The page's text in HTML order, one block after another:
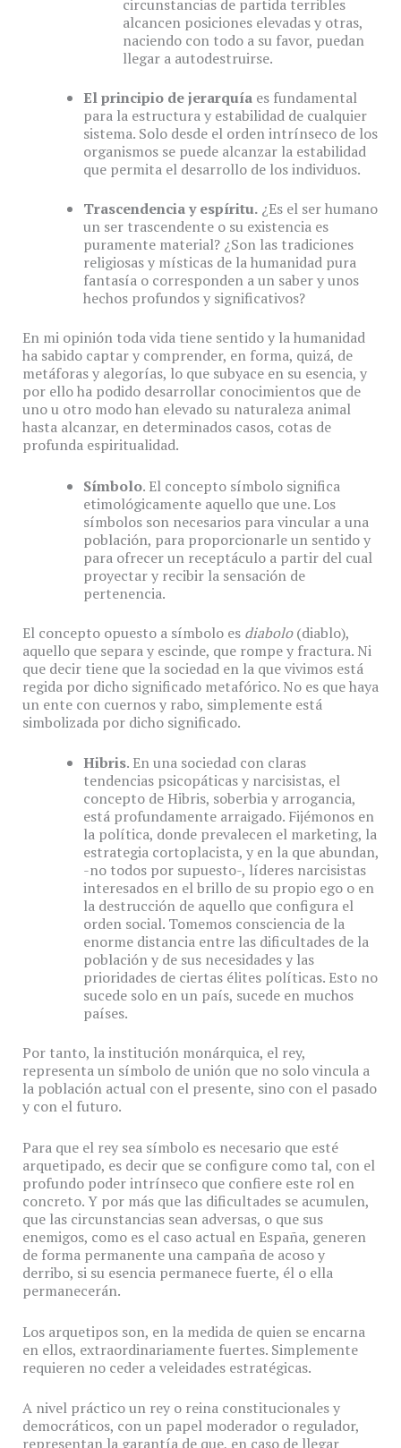
circunstancias de partida terribles
alcancen posiciones elevadas y otras,
naciendo con todo a su favor, puedan
llegar a autodestruirse.
El principio de jerarquía es fundamental
para la estructura y estabilidad de cualquier
sistema. Solo desde el orden intrínseco de los
organismos se puede alcanzar la estabilidad
que permita el desarrollo de los individuos.
Trascendencia y espíritu.¿Es el ser humano
un ser trascendente o su existencia es
puramente material? ¿Son las tradiciones
religiosas y místicas de la humanidad pura
fantasía o corresponden a un saber y unos
hechos profundos y significativos?
En mi opinión toda vida tiene sentido y la humanidad
ha sabido captar y comprender, en forma, quizá, de
metáforas y alegorías, lo que subyace en su esencia, y
por ello ha podido desarrollar conocimientos que de
uno u otro modo han elevado su naturaleza animal
hasta alcanzar, en determinados casos, cotas de
profunda espiritualidad.
Símbolo. El concepto símbolo significa
etimológicamente aquello que une. Los
símbolos son necesarios para vincular a una
población, para proporcionarle un sentido y
para ofrecer un receptáculo a partir del cual
proyectar y recibir la sensación de
pertenencia.
El concepto opuesto a símbolo es diabolo(diablo),
aquello que separa y escinde, que rompe y fractura. Ni
que decir tiene que la sociedad en la que vivimos está
regida por dicho significado metafórico. No es que haya
un ente con cuernos y rabo, simplemente está
simbolizada por dicho significado.
Hibris. En una sociedad con claras
tendencias psicopáticas y narcisistas, el
concepto de Hibris, soberbia y arrogancia,
está profundamente arraigado. Fijémonos en
la política, donde prevalecen el marketing, la
estrategia cortoplacista, y en la que abundan,
-no todos por supuesto-, líderes narcisistas
interesados en el brillo de su propio ego o en
la destrucción de aquello que configura el
orden social. Tomemos consciencia de la
enorme distancia entre las dificultades de la
población y de sus necesidades y las
prioridades de ciertas élites políticas. Esto no
sucede solo en un país, sucede en muchos
países.
Por tanto, la institución monárquica, el rey,
representa un símbolo de unión que no solo vincula a
la población actual con el presente, sino con el pasado
y con el futuro.
Para que el rey sea símbolo es necesario que esté
arquetipado, es decir que se configure como tal, con el
profundo poder intrínseco que confiere este rol en
concreto. Y por más que las dificultades se acumulen,
que las circunstancias sean adversas, o que sus
enemigos, como es el caso actual en España, generen
de forma permanente una campaña de acoso y
derribo, si su esencia permanece fuerte, él o ella
permanecerán.
Los arquetipos son, en la medida de quien se encarna
en ellos, extraordinariamente fuertes. Simplemente
requieren no ceder a veleidades estratégicas.
A nivel práctico un rey o reina constitucionales y
democráticos, con un papel moderador o regulador,
representan la garantía de que, en caso de llegar